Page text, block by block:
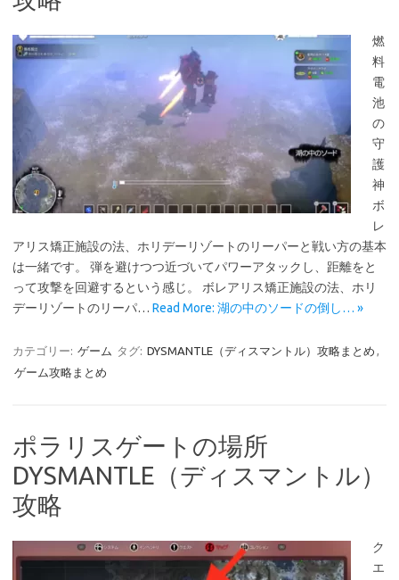
燃
料
電
池
の
守
護
神
ボ
レ
アリス矯正施設の法、ホリデーリゾートのリーパーと戦い方の基本
は一緒です。 弾を避けつつ近づいてパワーアタックし、距離をと
って攻撃を回避するという感じ。 ボレアリス矯正施設の法、ホリ
デーリゾートのリーパ… Read More: 湖の中のソードの倒し… »
カテゴリー: ゲーム タグ: DYSMANTLE（ディスマントル）攻略まとめ ,
ゲーム攻略まとめ
ポラリスゲートの場所
DYSMANTLE（ディスマントル）
攻略
ク
エ